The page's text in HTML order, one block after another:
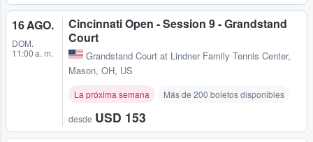
16 AGO.
DOM.
11:00 a. m.
Cincinnati Open - Session 9 - Grandstand
Court
Grandstand Court at Lindner Family Tennis Center,
Mason, OH, US
La próxima semana Más de 200 boletos disponibles
desde USD 153